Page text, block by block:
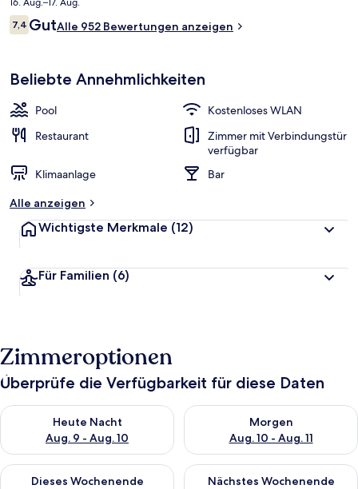
beträgt
CHF 136.
Bewertungen
7,47,4 von 10.
GutAlle 952 Bewertungen anzeigen
Beliebte Annehmlichkeiten
Pool
Kostenloses WLAN
Restaurant
Zimmer mit Verbindungstür
verfügbar
Klimaanlage
Bar
Alle anzeigen
Wichtigste Merkmale (12)
Für Familien (6)
Zimmeroptionen
Überprüfe die Verfügbarkeit für diese Daten
Heute Nacht
Aug. 9 - Aug. 10
Überprüfe die Verfügbarkeit für heute Nacht, Aug. 9 - Aug.
Morgen
Aug. 10 - Aug. 11
Überprüfe die Verfügbarkeit
Dieses Wochenende
Überprüfe die Verfügbarkeit für dieses Wochenende, Aug. 14
Nächstes Wochenende
Überprüfe die Verfügbarkeit